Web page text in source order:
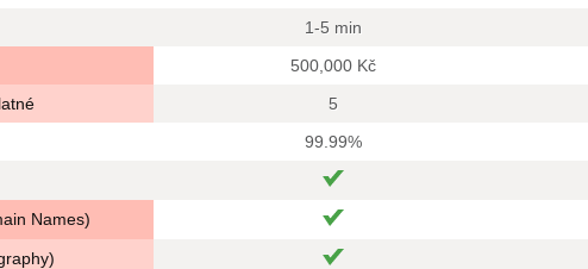
1-5 min
500,000 Kč
5
99.99%
Names)